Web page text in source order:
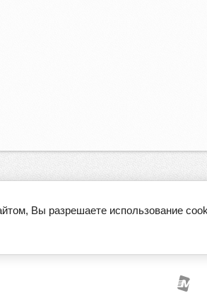
Вы разрешаете использование